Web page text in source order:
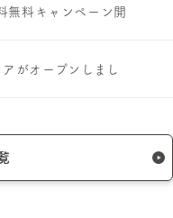
無料キャンペーン開
がオープンしまし